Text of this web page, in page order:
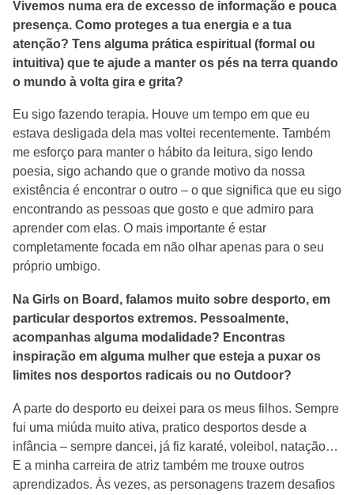
Vivemos numa era de excesso de informação e pouca
presença. Como proteges a tua energia e a tua
atenção? Tens alguma prática espiritual (formal ou
intuitiva) que te ajude a manter os pés na terra quando
o mundo à volta gira e grita?
Eu sigo fazendo terapia. Houve um tempo em que eu
estava desligada dela mas voltei recentemente. Também
me esforço para manter o hábito da leitura, sigo lendo
poesia, sigo achando que o grande motivo da nossa
existência é encontrar o outro – o que significa que eu sigo
encontrando as pessoas que gosto e que admiro para
aprender com elas. O mais importante é estar
completamente focada em não olhar apenas para o seu
próprio umbigo.
Na Girls on Board, falamos muito sobre desporto, em
particular desportos extremos. Pessoalmente,
acompanhas alguma modalidade? Encontras
inspiração em alguma mulher que esteja a puxar os
limites nos desportos radicais ou no Outdoor?
A parte do desporto eu deixei para os meus filhos. Sempre
fui uma miúda muito ativa, pratico desportos desde a
infância – sempre dancei, já fiz karaté, voleibol, natação…
E a minha carreira de atriz também me trouxe outros
aprendizados. Às vezes, as personagens trazem desafios